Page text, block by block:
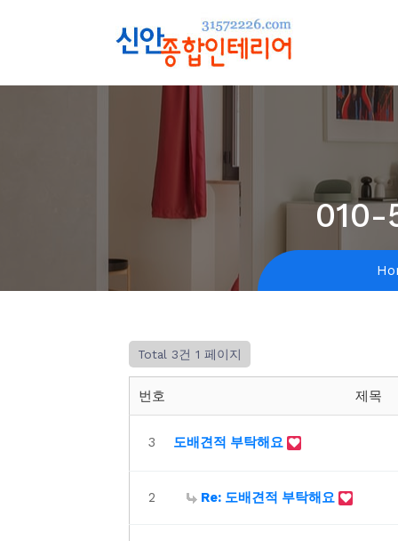
010-
Total 3건 1 페이지
번호 제목
3 도배견적 부탁해요
2 Re: 도배견적 부탁해요